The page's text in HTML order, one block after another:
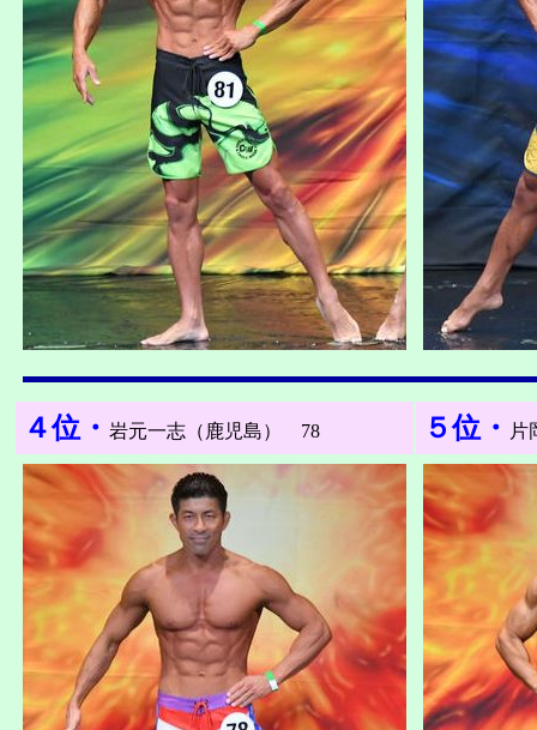
４位・ 岩元一志（鹿児島） 78 ５位・ 片